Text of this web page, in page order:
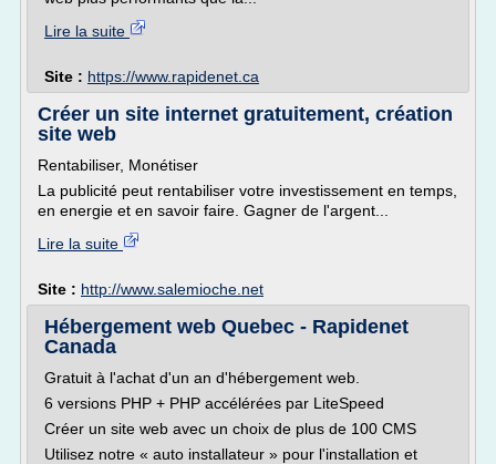
Lire la suite
Site : https://www.rapidenet.ca
Créer un site internet gratuitement, création
site web
Rentabiliser, Monétiser
La publicité peut rentabiliser votre investissement en temps,
en energie et en savoir faire. Gagner de l'argent...
Lire la suite
Site : http://www.salemioche.net
Hébergement web Quebec - Rapidenet
Canada
Gratuit à l'achat d'un an d'hébergement web.
6 versions PHP + PHP accélérées par LiteSpeed
Créer un site web avec un choix de plus de 100 CMS
Utilisez notre « auto installateur » pour l'installation et